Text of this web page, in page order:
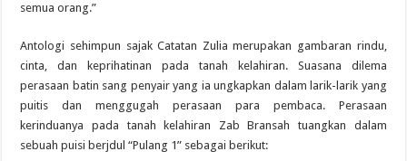
semua orang.”
Antologi sehimpun sajak Catatan Zulia merupakan gambaran rindu,
cinta, dan keprihatinan pada tanah kelahiran. Suasana dilema
perasaan batin sang penyair yang ia ungkapkan dalam larik-larik yang
puitis dan menggugah perasaan para pembaca. Perasaan
kerinduanya pada tanah kelahiran Zab Bransah tuangkan dalam
sebuah puisi berjdul “Pulang 1” sebagai berikut: